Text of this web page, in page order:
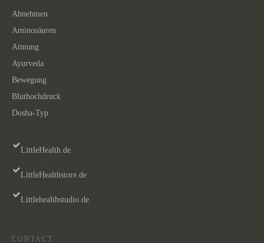
Abnehmen
Aminosäuren
Atmung
Ayurveda
Bewegung
Bluthochdruck
Dosha-Typ
LittleHealth.de
LittleHealthstore.de
Littlehealthstudio.de
CONTACT